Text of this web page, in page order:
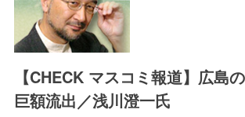
【CHECK マスコミ報道】広島
巨額流出／浅川澄一氏